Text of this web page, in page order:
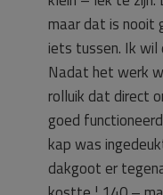
maar dat is nooit
iets tussen. Ik
Nadat het werk
rolluik dat direct
goed
kap was
dakgoot er